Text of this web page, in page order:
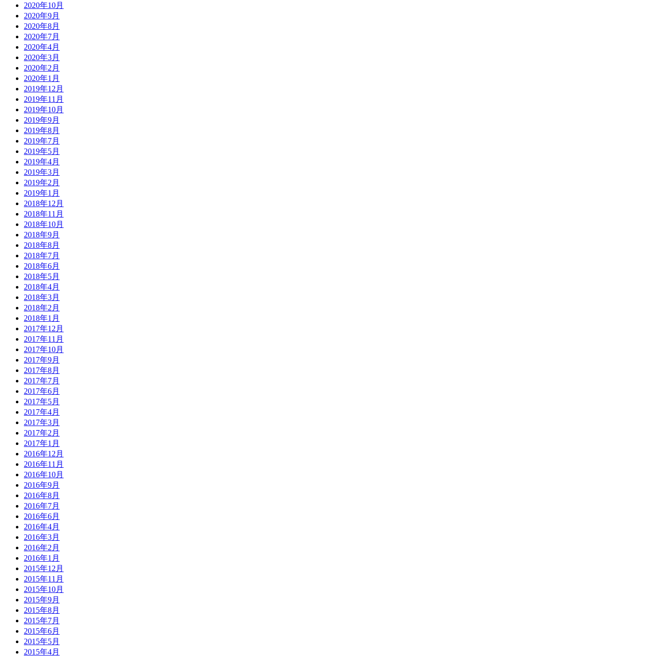
2020年10月
2020年9月
2020年8月
2020年7月
2020年4月
2020年3月
2020年2月
2020年1月
2019年12月
2019年11月
2019年10月
2019年9月
2019年8月
2019年7月
2019年5月
2019年4月
2019年3月
2019年2月
2019年1月
2018年12月
2018年11月
2018年10月
2018年9月
2018年8月
2018年7月
2018年6月
2018年5月
2018年4月
2018年3月
2018年2月
2018年1月
2017年12月
2017年11月
2017年10月
2017年9月
2017年8月
2017年7月
2017年6月
2017年5月
2017年4月
2017年3月
2017年2月
2017年1月
2016年12月
2016年11月
2016年10月
2016年9月
2016年8月
2016年7月
2016年6月
2016年4月
2016年3月
2016年2月
2016年1月
2015年12月
2015年11月
2015年10月
2015年9月
2015年8月
2015年7月
2015年6月
2015年5月
2015年4月